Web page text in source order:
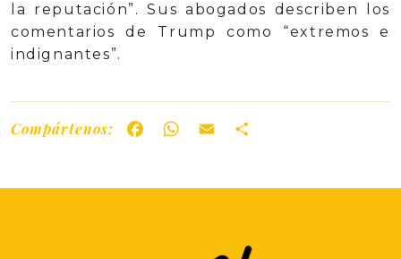
la reputación”. Sus abogados describen los
comentarios de Trump como “extremos e
indignantes”.
Compártenos: FacebookWhatsApp
Email